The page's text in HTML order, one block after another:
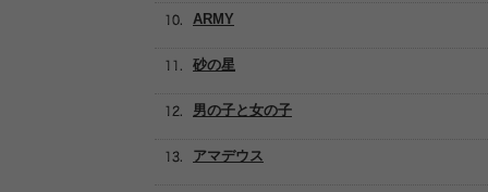
ARMY
砂の星
男の子と女の子
アマデウス